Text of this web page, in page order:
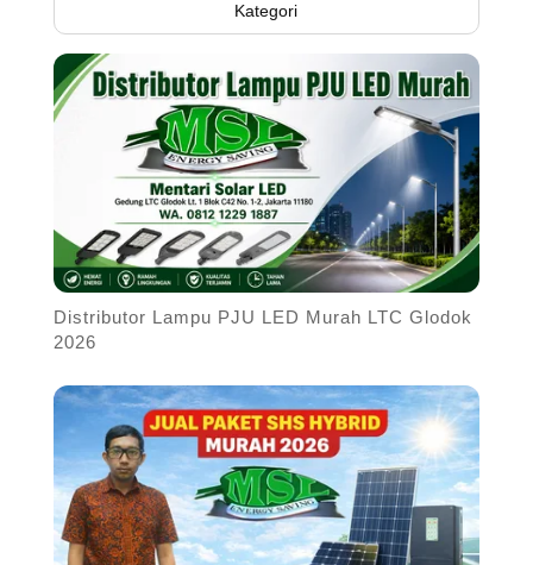
Kategori
Distributor Lampu PJU LED Murah LTC Glodok
2026